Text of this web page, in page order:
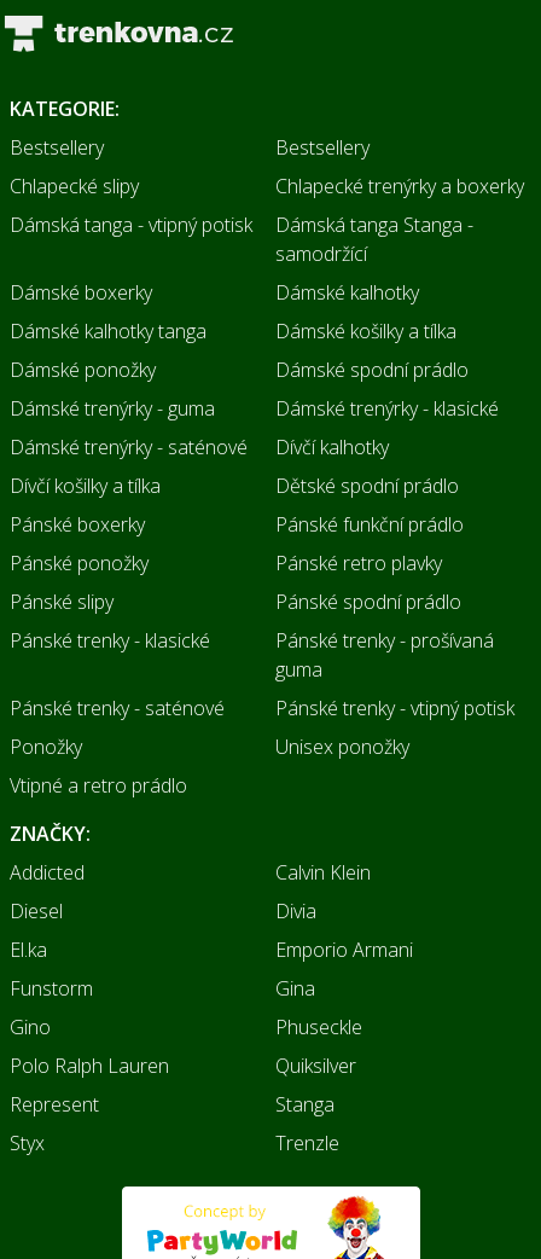
KATEGORIE:
Bestsellery
Bestsellery
Chlapecké slipy
Chlapecké trenýrky a boxerky
Dámská tanga - vtipný potisk
Dámská tanga Stanga -
samodržící
Dámské boxerky
Dámské kalhotky
Dámské kalhotky tanga
Dámské košilky a tílka
Dámské ponožky
Dámské spodní prádlo
Dámské trenýrky - guma
Dámské trenýrky - klasické
Dámské trenýrky - saténové
Dívčí kalhotky
Dívčí košilky a tílka
Dětské spodní prádlo
Pánské boxerky
Pánské funkční prádlo
Pánské ponožky
Pánské retro plavky
Pánské slipy
Pánské spodní prádlo
Pánské trenky - klasické
Pánské trenky - prošívaná
guma
Pánské trenky - saténové
Pánské trenky - vtipný potisk
Ponožky
Unisex ponožky
Vtipné a retro prádlo
ZNAČKY:
Addicted
Calvin Klein
Diesel
Divia
El.ka
Emporio Armani
Funstorm
Gina
Gino
Phuseckle
Polo Ralph Lauren
Quiksilver
Represent
Stanga
Styx
Trenzle